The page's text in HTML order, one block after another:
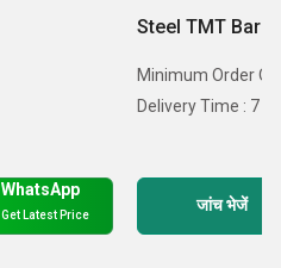
WhatsApp
Get Latest Price
Steel TMT Bar
Minimum Order
Delivery Time : 7
जांच भेजें